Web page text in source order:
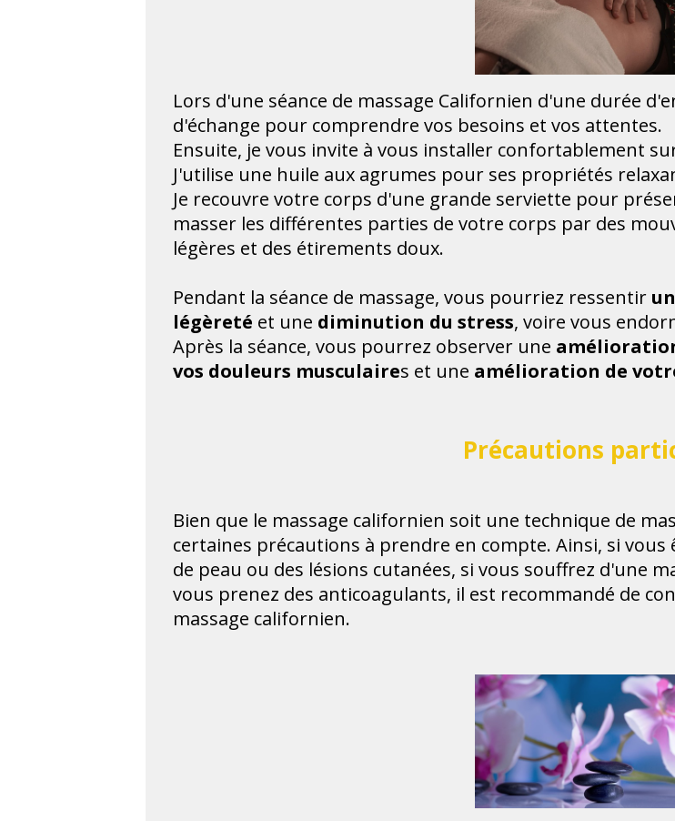
Lors d'une séance de massage Californien d'une durée
d'échange pour comprendre vos besoins et vos attentes.
Ensuite, je vous invite à vous installer confortablement
J'utilise une huile aux agrumes pour ses propriétés
Je recouvre votre corps d'une grande serviette pour
masser les différentes parties de votre corps par des
légères et des étirements doux.
Pendant la séance de massage, vous pourriez ressentir
légèreté et une diminution du stress, voire vous
Après la séance, vous pourrez observer une
vos douleurs musculaires et une amélioration de
Précautions
Bien que le massage californien soit une technique de
certaines précautions à prendre en compte. Ainsi, si vous
de peau ou des lésions cutanées, si vous souffrez d'une
vous prenez des anticoagulants, il est recommandé de
massage californien.